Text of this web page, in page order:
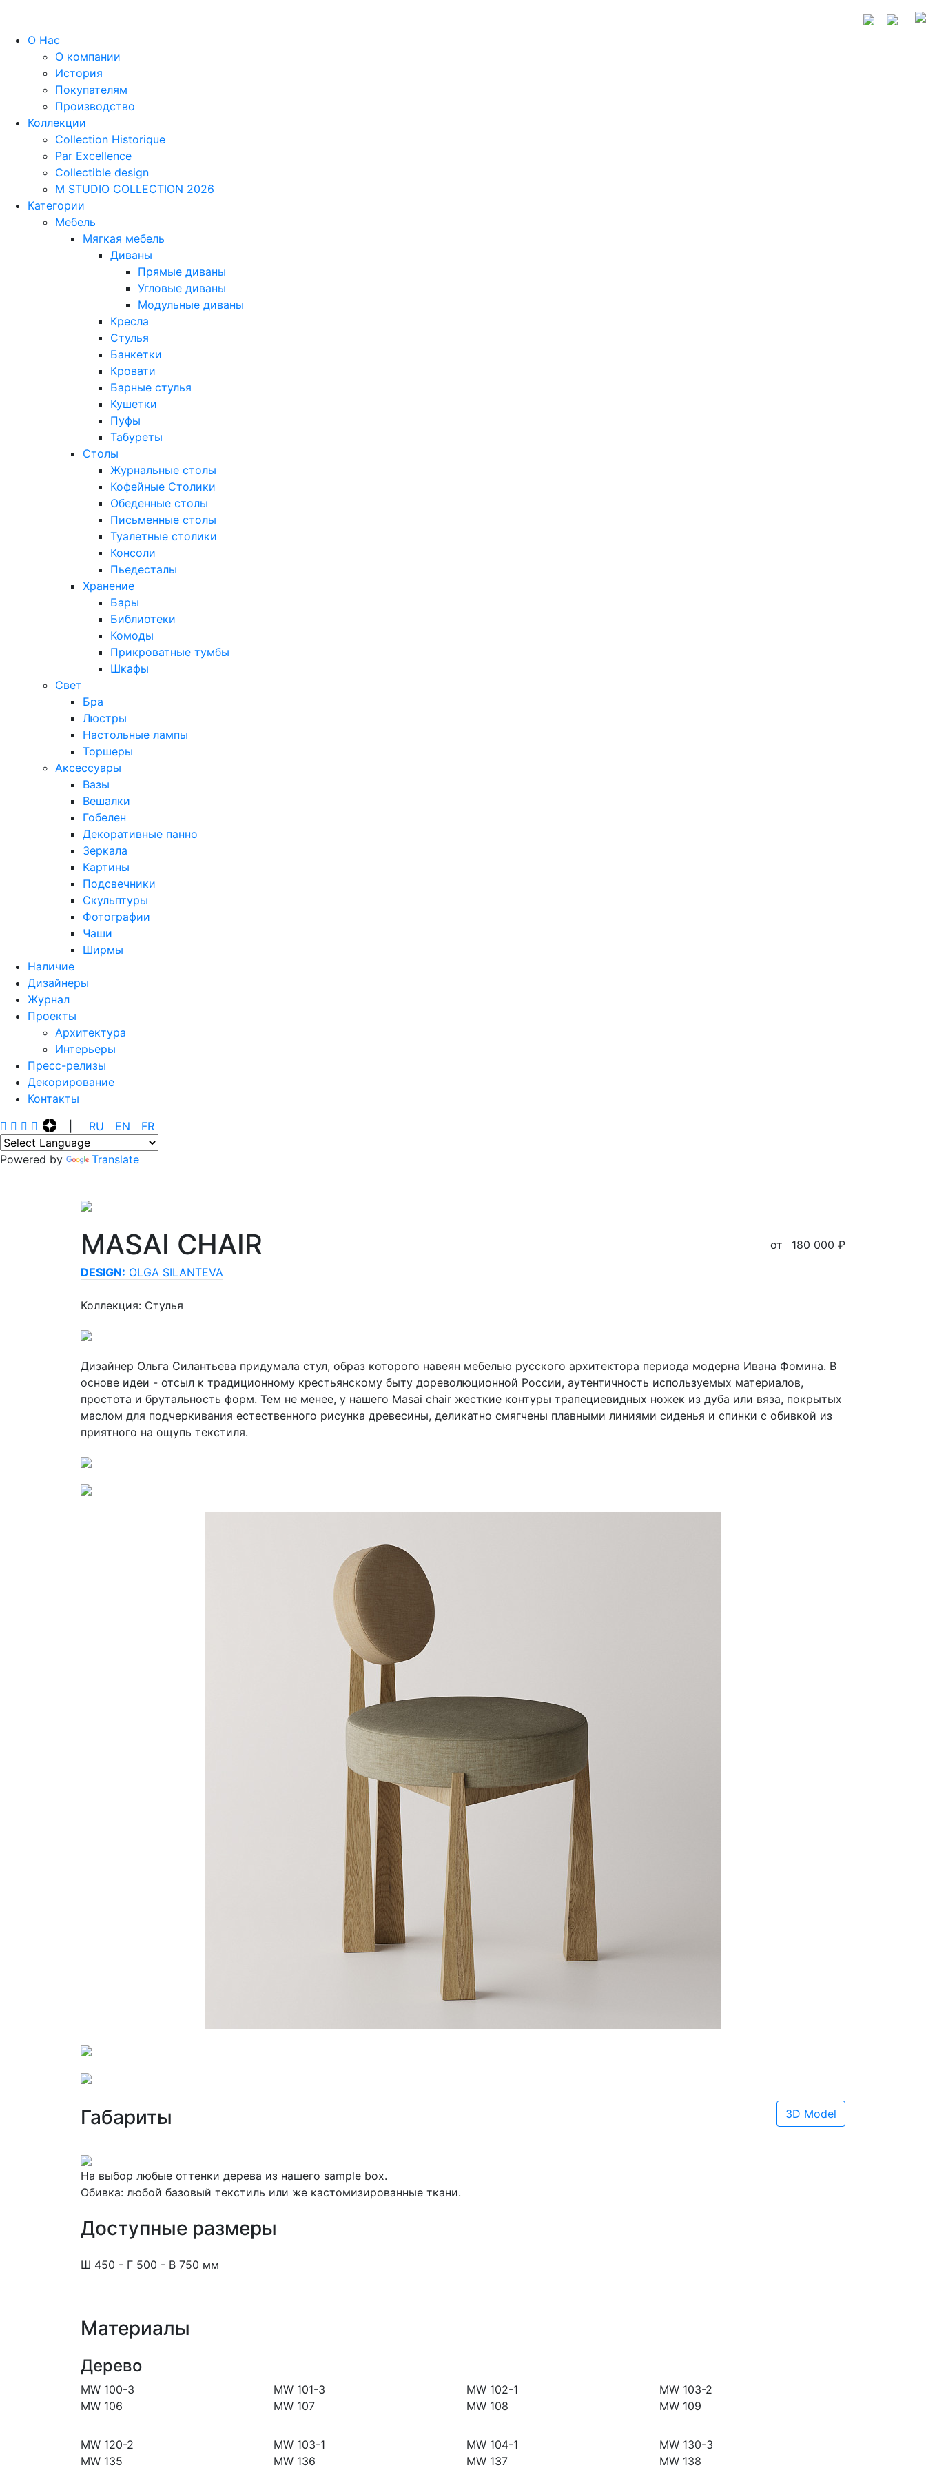
О Нас
О компании
История
Покупателям
Производство
Коллекции
Collection Historique
Par Excellence
Collectible design
M STUDIO COLLECTION 2026
Категории
Мебель
Мягкая мебель
Диваны
Прямые диваны
Угловые диваны
Модульные диваны
Кресла
Стулья
Банкетки
Кровати
Барные стулья
Кушетки
Пуфы
Табуреты
Столы
Журнальные столы
Кофейные Столики
Обеденные столы
Письменные столы
Туалетные столики
Консоли
Пьедесталы
Хранение
Бары
Библиотеки
Комоды
Прикроватные тумбы
Шкафы
Свет
Бра
Люстры
Настольные лампы
Торшеры
Аксессуары
Вазы
Вешалки
Гобелен
Декоративные панно
Зеркала
Картины
Подсвечники
Скульптуры
Фотографии
Чаши
Ширмы
Наличие
Дизайнеры
Журнал
Проекты
Архитектура
Интерьеры
Пресс-релизы
Декорирование
Контакты
R‍U E‍N F‍R
Powered by Translate
MASAI CHAIR от
180 000 ₽
DESIGN: OLGA SILANTEVA
Коллекция: Стулья
Дизайнер Ольга Силантьева придумала стул, образ которого навеян мебелью русского архитектора периода модерна Ивана Фомина. В
основе идеи - отсыл к традиционному крестьянскому быту дореволюционной России, аутентичность используемых материалов,
простота и брутальность форм. Тем не менее, у нашего Masai chair жесткие контуры трапециевидных ножек из дуба или вяза, покрытых
маслом для подчеркивания естественного рисунка древесины, деликатно смягчены плавными линиями сиденья и спинки с обивкой из
приятного на ощупь текстиля.
Габариты 3D Model
На выбор любые оттенки дерева из нашего sample box.
Обивка: любой базовый текстиль или же кастомизированные ткани.
Доступные размеры
Ш 450 - Г 500 - В 750 мм
Материалы
Дерево
MW 100-3
MW 106
MW 101-3
MW 107
MW 102-1
MW 108
MW 103-2
MW 109
MW 120-2
MW 135
MW 103-1
MW 136
MW 104-1
MW 137
MW 130-3
MW 138